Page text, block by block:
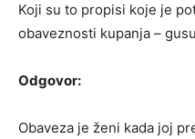
Koji su to propisi koje je
obaveznosti kupanja –
Odgovor:
Obaveza je ženi kada joj